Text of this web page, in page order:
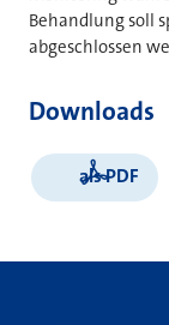
Behandlung soll
abgeschlossen
Downloads
als PDF